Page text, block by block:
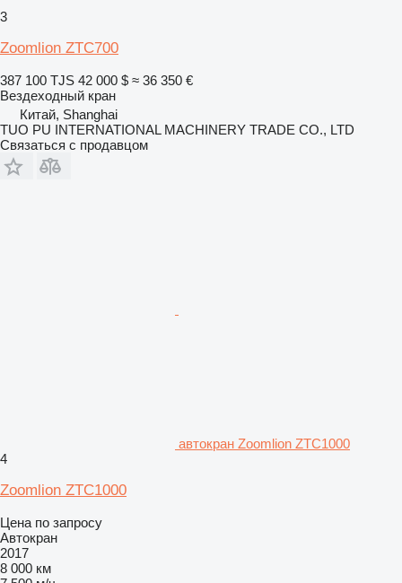
3
Zoomlion ZTC700
387 100 TJS 42 000 $ ≈ 36 350 €
Вездеходный кран
Китай, Shanghai
TUO PU INTERNATIONAL MACHINERY TRADE CO., LTD
Связаться с продавцом
автокран Zoomlion ZTC1000
4
Zoomlion ZTC1000
Цена по запросу
Автокран
2017
8 000 км